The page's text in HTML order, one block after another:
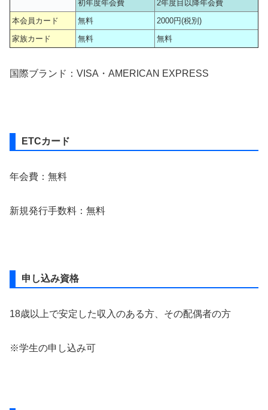
初年度年会費
2年度目以降年会費
本会員カード
無料
2000円(税別)
家族カード
無料 無料
国際ブランド：VISA・AMERICAN EXPRESS
ETCカード
年会費：無料
新規発行手数料：無料
申し込み資格
18歳以上で安定した収入のある方、その配偶者の方
※学生の申し込み可